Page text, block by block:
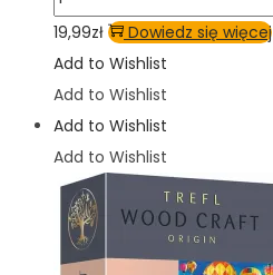
19,99zł
Dowiedz się więcej
Add to Wishlist
Add to Wishlist
Add to Wishlist
Add to Wishlist